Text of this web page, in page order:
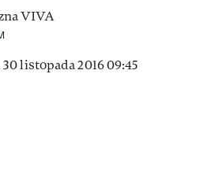
listopada 2016 09:45